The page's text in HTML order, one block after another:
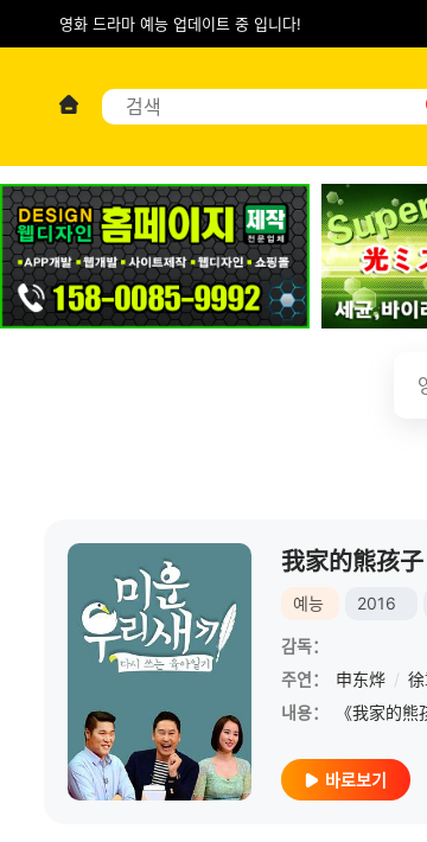
영화 드라마 예능 업데이트 중 입니다!
我家的熊孩子
예능 2016
감독：
주연：
申东烨 /
내용：
바로보기